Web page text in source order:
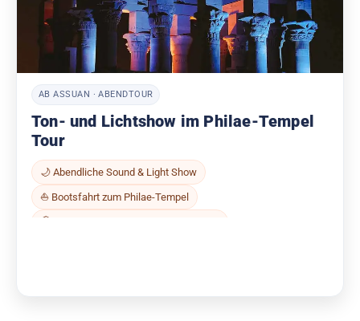
AB ASSUAN · ABENDTOUR
Ton- und Lichtshow im Philae-Tempel
Tour
🌙 Abendliche Sound & Light Show
⛵ Bootsfahrt zum Philae-Tempel